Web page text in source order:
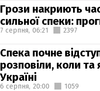
Грози накриють
сильної спеки:
7 серпня, 06:21 2397
Спека почне
розповіли, коли та
Україні
6 серпня, 20:00 1059